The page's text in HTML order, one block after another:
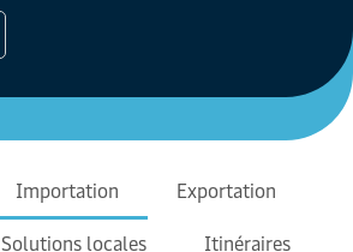
Importation Exportation
Solutions locales Itinéraires